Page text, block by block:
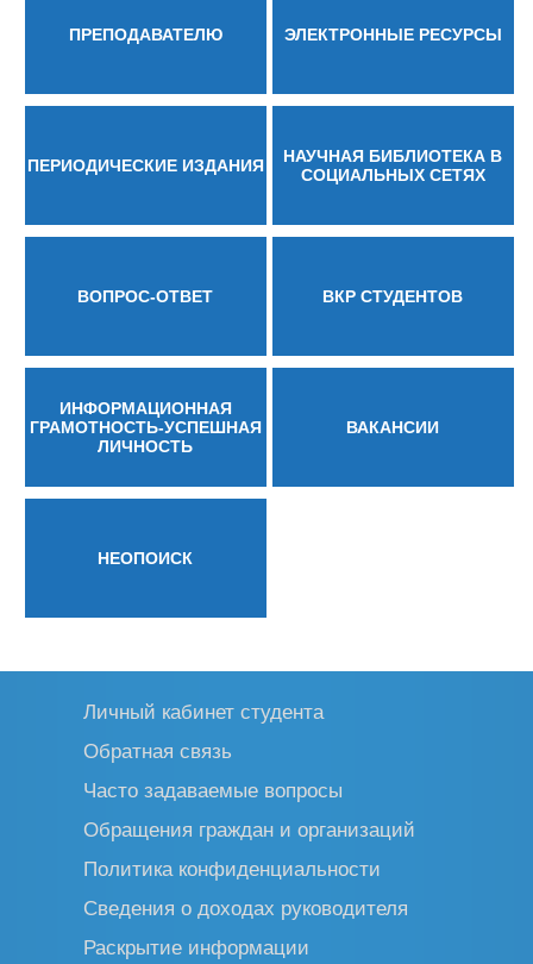
ПРЕПОДАВАТЕЛЮ ЭЛЕКТРОННЫЕ РЕСУРСЫ
ПЕРИОДИЧЕСКИЕ ИЗДАНИЯ
НАУЧНАЯ БИБЛИОТЕКА В
СОЦИАЛЬНЫХ СЕТЯХ
ВОПРОС-ОТВЕТ ВКР СТУДЕНТОВ
ИНФОРМАЦИОННАЯ
ГРАМОТНОСТЬ-УСПЕШНАЯ
ЛИЧНОСТЬ
ВАКАНСИИ
НЕОПОИСК
Личный кабинет студента
Обратная связь
Часто задаваемые вопросы
Обращения граждан и организаций
Политика конфиденциальности
Сведения о доходах руководителя
Раскрытие информации